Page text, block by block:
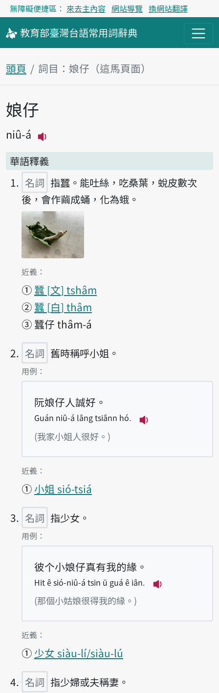
無障礙便捷區： 來去主內容 網站導覽 換網站翻譯
教育部臺灣台語常用詞辭典
頭頁 詞目：娘仔（這馬頁面）
主內容區
娘仔
niû-á
華語釋義
名詞 指蠶。能吐絲，吃桑葉，蛻皮數次
後，會作繭成蛹，化為蛾。
第1項釋義的
近義：
① 蠶 文 tshâm
② 蠶 白 thâm
③ 蠶仔 thâm-á
名詞 舊時稱呼小姐。
第2項釋義的
用例：
阮娘仔人誠好。
Guán niû-á lâng tsiânn hó.
(我家小姐人很好。)
第2項釋義的
近義：
① 小姐 sió-tsiá
名詞 指少女。
第3項釋義的
用例：
彼个小娘仔真有我的緣。
Hit ê sió-niû-á tsin ū guá ê iân.
(那個小姑娘很得我的緣。)
第3項釋義的
近義：
① 少女 siàu-lí/siàu-lú
名詞 指少婦或夫稱妻。